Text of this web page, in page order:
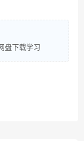
盘下载学习